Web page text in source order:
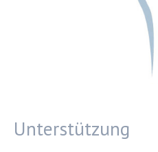
Unterstützung